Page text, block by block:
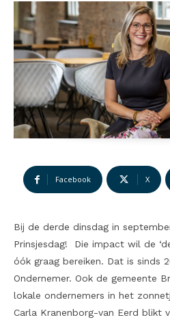
Facebook X
Bij de derde dinsdag in
Prinsjesdag! Die impact wil de
óók graag bereiken. Dat is sinds
Ondernemer. Ook de gemeente
lokale ondernemers in het
Carla Kranenborg-van Eerd blikt